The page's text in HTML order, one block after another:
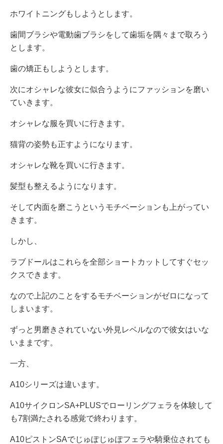
ホワイトニングもしようとします。
歯間ブラシや電動歯ブラシをして歯垢を隅々まで取ろう
とします。
歯の矯正もしようとします。
次にオシャレな彼女に似合うようにファッションを磨い
ていきます。
オシャレな服を買いに行きます。
猫背の姿勢も正すようになります。
オシャレな靴を買いに行きます。
髪型も整えるようになります。
そして内面を磨こうというモチベーションも上がってい
きます。
しかし、
ラブドールはこれらを全部ショートカットしてすぐセッ
クスできます。
なので上記のことをするモチベーションがゼロになって
しまいます。
ずっと男磨きされていない外見レベルなので彼女はいな
いままです。
一方、
A10シリーズは違います。
A10サイクロンSA+PLUSでローリングフェラを体験して
も7割満たされる感覚で終わります。
A10ピストンSAでじゅぽじゅぽフェラや騎乗位されても